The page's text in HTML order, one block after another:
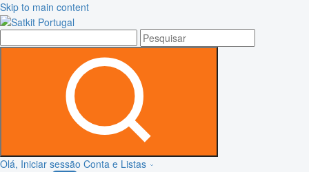
Skip to main content
Olá, Iniciar sessão Conta e Listas